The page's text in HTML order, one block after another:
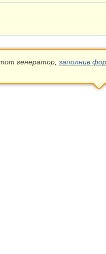
генератор, заполнив